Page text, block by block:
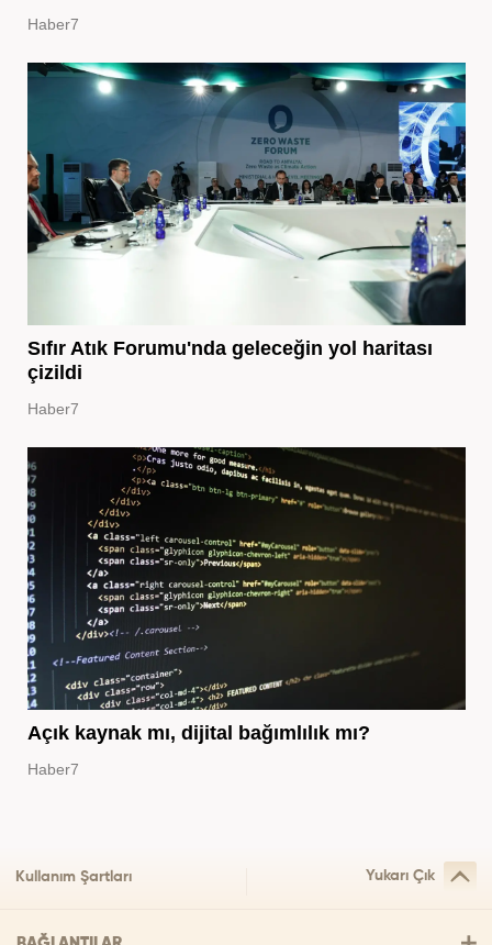
Haber7
Sıfır Atık Forumu'nda geleceğin yol haritası
çizildi
Haber7
Açık kaynak mı, dijital bağımlılık mı?
Haber7
Kullanım Şartları Yukarı Çık